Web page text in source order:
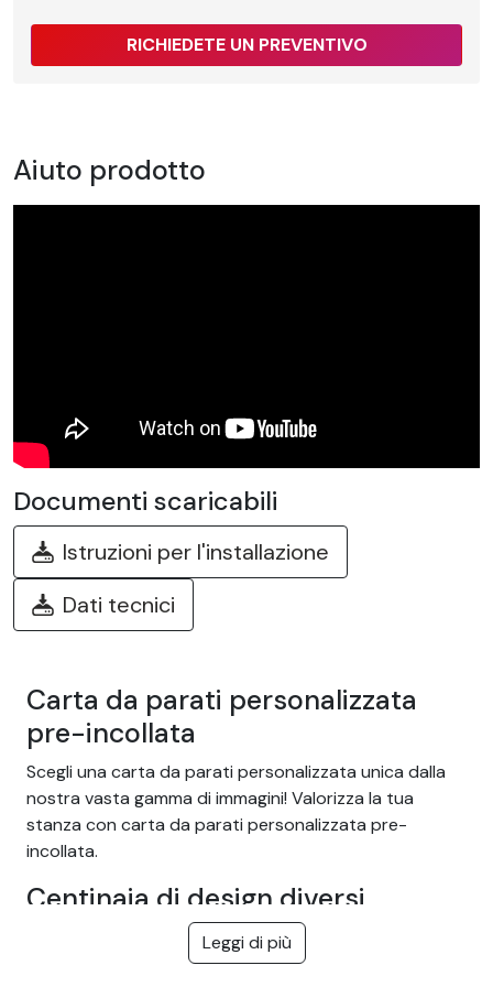
RICHIEDETE UN PREVENTIVO
Aiuto prodotto
Documenti scaricabili
Istruzioni per l'installazione
Dati tecnici
Carta da parati personalizzata
pre-incollata
Scegli una carta da parati personalizzata unica dalla
nostra vasta gamma di immagini! Valorizza la tua
stanza con carta da parati personalizzata pre-
incollata.
Centinaia di design diversi
Scegliete dalla nostra vasta gamma di carte da parati
adesive facili da installare con temi come giungla
Leggi di più